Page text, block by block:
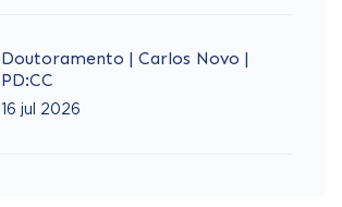
Doutoramento | Carlos Novo |
PD:CC
16 jul 2026